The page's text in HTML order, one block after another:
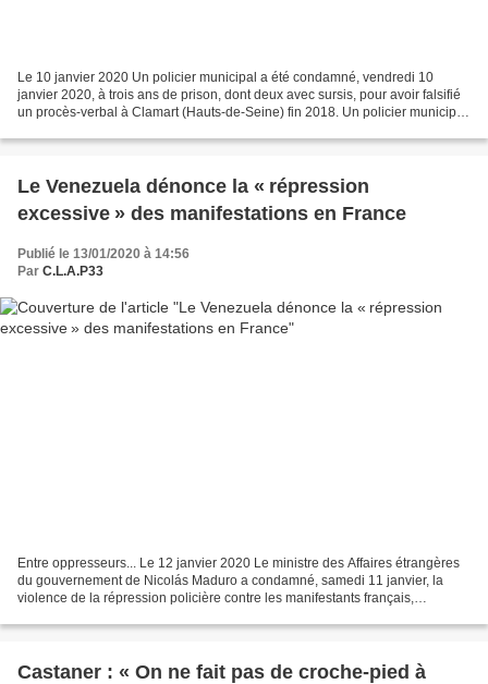
Le 10 janvier 2020 Un policier municipal a été condamné, vendredi 10
janvier 2020, à trois ans de prison, dont deux avec sursis, pour avoir falsifié
un procès-verbal à Clamart (Hauts-de-Seine) fin 2018. Un policier municipal
Le Venezuela dénonce la « répression
excessive » des manifestations en France
Publié le 13/01/2020 à 14:56
Par C.L.A.P33
Entre oppresseurs... Le 12 janvier 2020 Le ministre des Affaires étrangères
du gouvernement de Nicolás Maduro a condamné, samedi 11 janvier, la
violence de la répression policière contre les manifestants français,
Castaner : « On ne fait pas de croche-pied à